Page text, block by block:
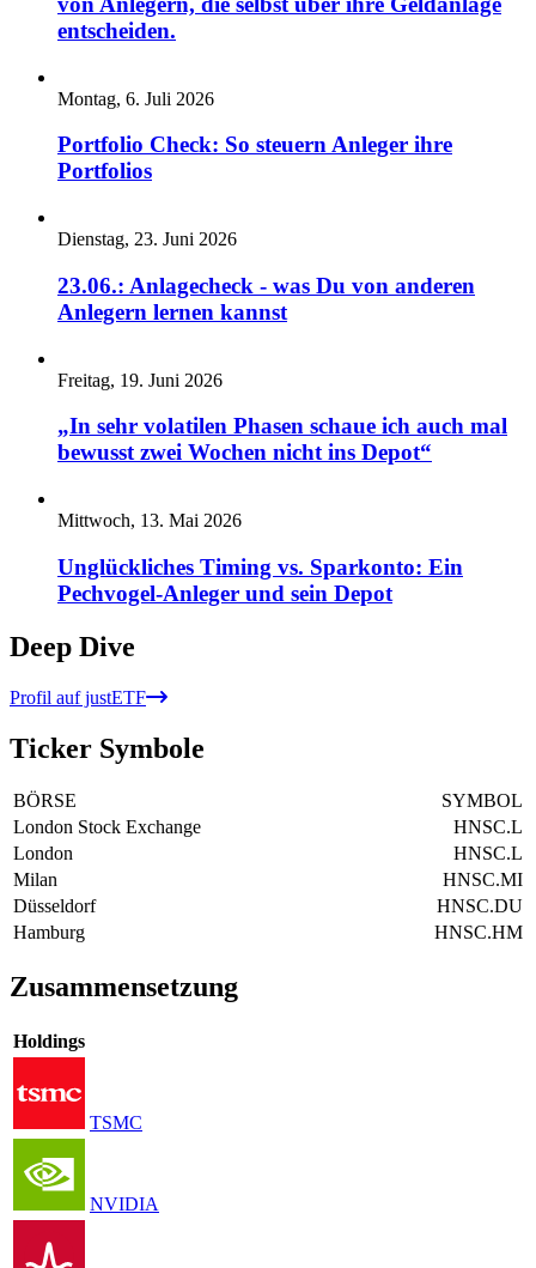
entscheiden.
Montag, 6. Juli 2026
Portfolio Check: So steuern Anleger ihre
Portfolios
Dienstag, 23. Juni 2026
23.06.: Anlagecheck - was Du von anderen
Anlegern lernen kannst
Freitag, 19. Juni 2026
„In sehr volatilen Phasen schaue ich auch mal
bewusst zwei Wochen nicht ins Depot“
Mittwoch, 13. Mai 2026
Unglückliches Timing vs. Sparkonto: Ein
Pechvogel-Anleger und sein Depot
Deep Dive
Profil auf justETF
Ticker Symbole
BÖRSE
SYMBOL
London Stock Exchange
HNSC.L
London
HNSC.L
Milan
HNSC.MI
Düsseldorf
HNSC.DU
Hamburg
HNSC.HM
Zusammensetzung
Holdings
TSMC
NVIDIA